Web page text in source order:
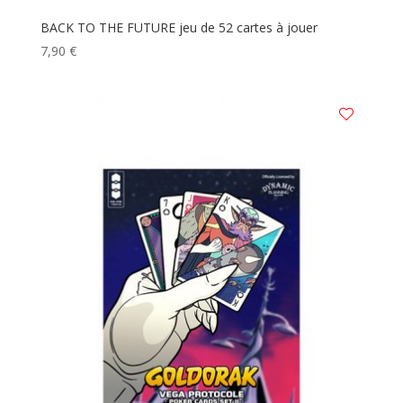
BACK TO THE FUTURE jeu de 52 cartes à jouer
7,90 €